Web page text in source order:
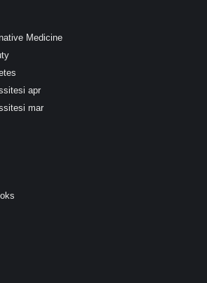
Medicine
apr
mar